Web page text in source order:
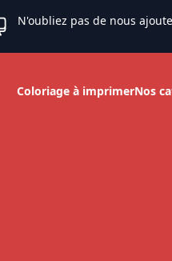
N'oubliez pas de nous
Coloriage à imprimerNos